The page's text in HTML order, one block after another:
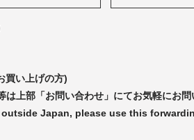
買い上げの方)
は上部「お問い合わせ」にてお気軽にお問
outside Japan, please use this